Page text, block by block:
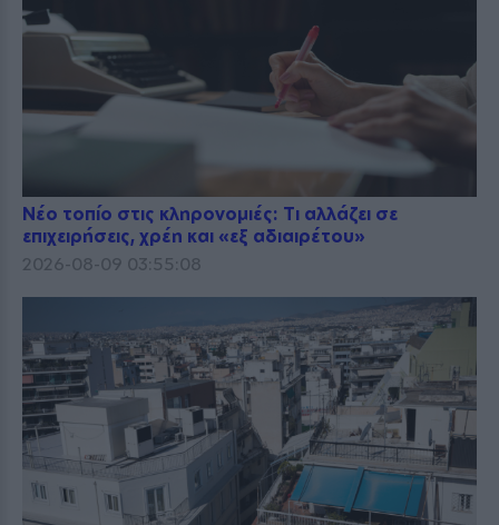
Νέο τοπίο στις κληρονομιές: Τι αλλάζει σε
επιχειρήσεις, χρέη και «εξ αδιαιρέτου»
2026-08-09 03:55:08